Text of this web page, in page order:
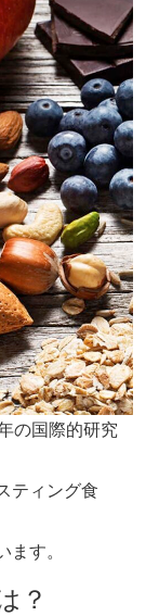
の国際的研究
ティング食
ます。
？